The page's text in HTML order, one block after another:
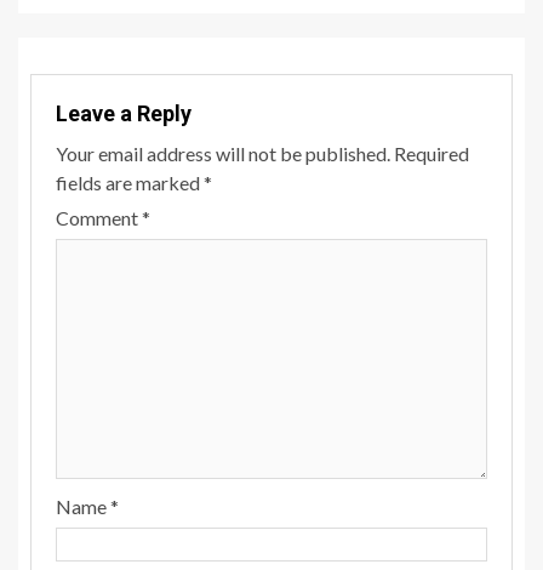
Leave a Reply
Your email address will not be published. Required
fields are marked*
Comment*
Name*